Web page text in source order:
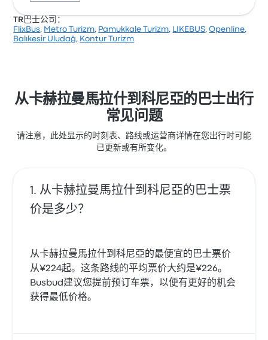
根据 277 条评论，该公司在 Busbud 上被评为 2.8 颗
TR巴士公司：
FlixBus, Metro Turizm, Pamukkale Turizm, LIKEBUS,Openline,
Balıkesir Uludağ, Kontur Turizm
从卡赫拉曼馬拉什到科尼亞的巴士出行
常见问题
请注意，此处显示的时刻表、路线或运营商详情在您出行时可能
已更新或有所变化。
从卡赫拉曼馬拉什到科尼亞的巴士票
价是多少？
从卡赫拉曼馬拉什到科尼亞的最便宜的巴士票价
从¥224起。这条路线的平均票价大约是¥226。
Busbud建议您提前预订车票，以便有更好的机会
获得最低价格。